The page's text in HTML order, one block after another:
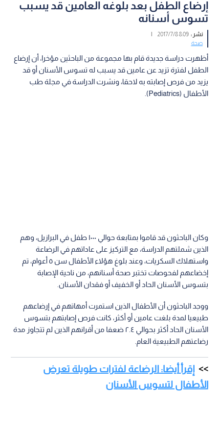
إرضاع الطفل بعد بلوغه العامين قد يسبب
تسوس أسنانه
نشر :8:09 2017/7/8
|
صحة
أظهرت دراسة جديدة قام بها مجموعة من الباحثين مؤخرا، أن إرضاع
الطفل لفترة تزيد عن عامين قد يسبب له تسوس الأسنان أو قد
يزيد من فرص إصابته به لاحقا، ونشرت الدراسة في مجلة طب
الأطفال (Pediatrics).
وكان الباحثون قد قاموا بمتابعة حوالي ١٠٠٠ طفل في البرازيل، وهم
الذين شملتهم الدراسة، مع التركيز على عاداتهم في الرضاعة
واستهلاك السكريات، وعند بلوغ هؤلاء الأطفال سن ٥ أعوام، تم
إخضاعهم لفحوصات تختبر صحة أسنانهم، من ناحية الإصابة
بتسوس الأسنان الحاد أو الخفيف أو فقدان الأسنان.
ووجد الباحثون أن الأطفال الذين استمرت أمهاتهم في إرضاعهم
طبيعيا لمدة بلغت عامين أو أكثر، كانت فرص إصابتهم بتسوس
الأسنان الحاد أكثر بحوالي ٢.٤ ضعفا من أقرانهم الذين لم تتجاوز مدة
رضاعتهم الطبيعية العام.
إقرأ أيضا: الرضاعة لفترات طويلة تعرض
الأطفال لتسوس الأسنان